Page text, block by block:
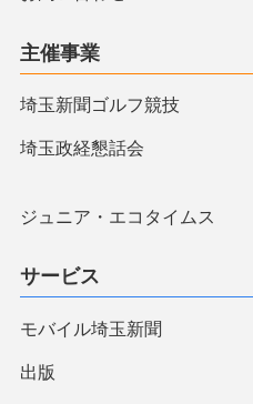
主催事業
埼玉新聞ゴルフ競技
埼玉政経懇話会
ジュニア・エコタイムス
サービス
モバイル埼玉新聞
出版